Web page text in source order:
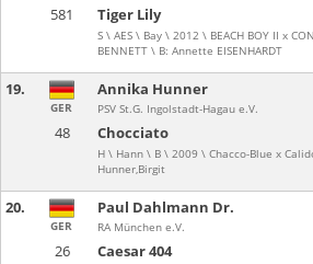
581 Tiger Lily
S \ AES \ Bay \ 2012 \ BEACH BOY II x
BENNETT \ B: Annette EISENHARDT
19.
48 Chocciato
H \ Hann \ B \ 2009 \ Chacco-Blue x
Hunner,Birgit
GER
Annika Hunner
PSV St.G. Ingolstadt-Hagau e.V.
20.
26 Caesar 404
GER
Paul Dahlmann Dr.
RA München e.V.